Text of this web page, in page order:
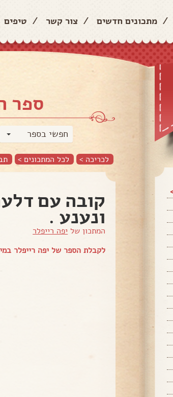
/ מתכונים חדשים / צור קשר / טיפים
ספר
חפשי בספר
לכריכה > לכל המתכונים >
קובה עם
ונענע .
המתכון של יפה רייפלר
לקבלת הספר של יפה רייפלר